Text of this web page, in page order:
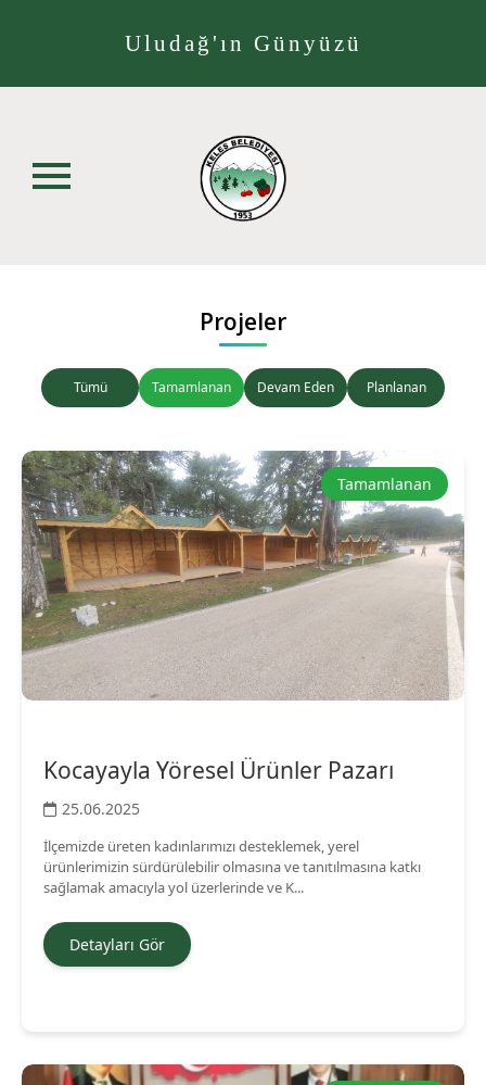
Uludağ'ın Günyüzü
Projeler
Tümü Tamamlanan Devam Eden Planlanan
Tamamlanan
Kocayayla Yöresel Ürünler Pazarı
25.06.2025
İlçemizde üreten kadınlarımızı desteklemek, yerel
ürünlerimizin sürdürülebilir olmasına ve tanıtılmasına katkı
sağlamak amacıyla yol üzerlerinde ve K...
Detayları Gör